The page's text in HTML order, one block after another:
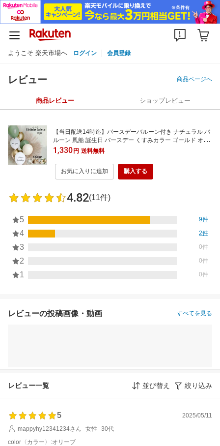
ようこそ 楽天市場へ ログイン 会員登録
レビュー 商品ページへ
商品レビュー ショップレビュー
【当日配送14時迄】バースデーバルーン付き ナチュラル バ
ルーン 風船 誕生日 バースデー くすみカラー ゴールド オリ
ーブ グリーン パーティー ヘリウムガス対応 誕生日会 パー
ティー 飾り ファーストバースデー おしゃれ シンプル
1,330円 送料無料
お気に入りに追加 購入する
4.82(11件)
5 9件
4 2件
3 0件
2 0件
1 0件
レビューの投稿画像・動画 すべてを見る
レビュー一覧 並び替え 絞り込み
5
2025/05/11
mappyhy12341234さん
女性
30代
color〈カラー〉:オリーブ